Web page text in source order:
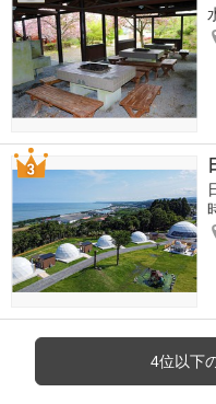
4位以下